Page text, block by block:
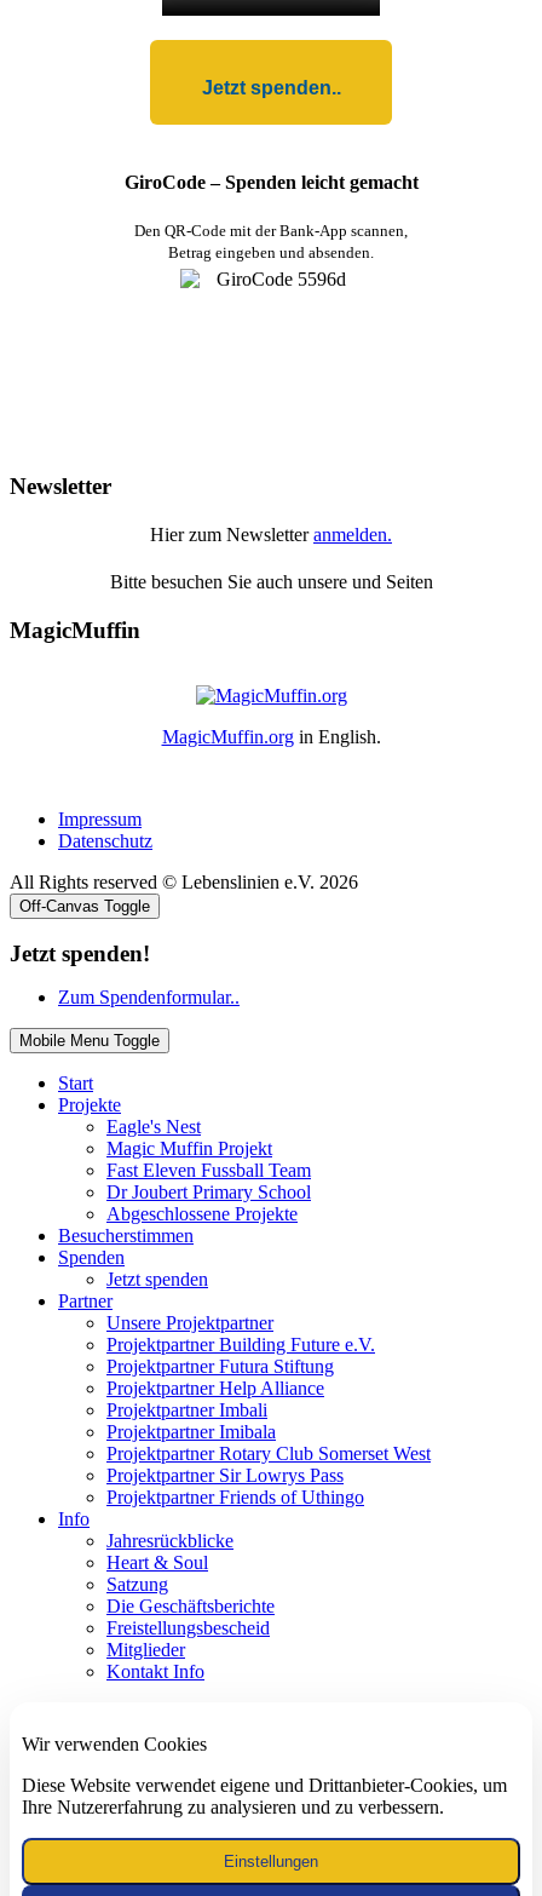
Jetzt spenden..
GiroCode – Spenden leicht gemacht
Den QR-Code mit der Bank-App scannen,
Betrag eingeben und absenden.
Newsletter
Hier zum Newsletteranmelden.
Bitte besuchen Sie auch unsere und Seiten
MagicMuffin
MagicMuffin.orgin English.
Impressum
Datenschutz
All Rights reserved © Lebenslinien e.V. 2026
Off-Canvas Toggle
Jetzt spenden!
Zum Spendenformular..
Mobile Menu Toggle
Start
Projekte
Eagle's Nest
Magic Muffin Projekt
Fast Eleven Fussball Team
Dr Joubert Primary School
Abgeschlossene Projekte
Besucherstimmen
Spenden
Jetzt spenden
Partner
Unsere Projektpartner
Projektpartner Building Future e.V.
Projektpartner Futura Stiftung
Projektpartner Help Alliance
Projektpartner Imbali
Projektpartner Imibala
Projektpartner Rotary Club Somerset West
Projektpartner Sir Lowrys Pass
Projektpartner Friends of Uthingo
Info
Jahresrückblicke
Heart & Soul
Satzung
Die Geschäftsberichte
Freistellungsbescheid
Mitglieder
Kontakt Info
Wir verwenden Cookies
Diese Website verwendet eigene und Drittanbieter-Cookies, um
Ihre Nutzererfahrung zu analysieren und zu verbessern.
Einstellungen